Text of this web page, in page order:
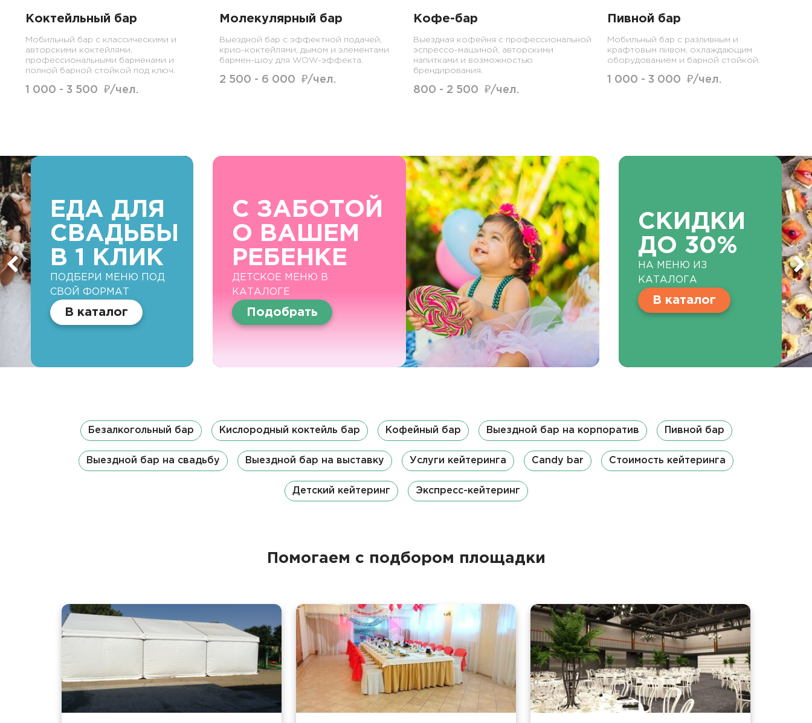
Коктейльный бар
Мобильный бар с классическими и
авторскими коктейлями,
профессиональными барменами и
полной барной стойкой под ключ.
1 000 - 3 500 ₽/чел.
Молекулярный бар
Выездной бар с эффектной подачей,
крио-коктейлями, дымом и элементами
бармен-шоу для WOW-эффекта.
2 500 - 6 000 ₽/чел.
Кофе-бар
Выездная кофейня с профессиональной
эспрессо-машиной, авторскими
напитками и возможностью
брендирования.
800 - 2 500 ₽/чел.
Пивной бар
Мобильный бар с разливным и
крафтовым пивом, охлаждающим
оборудованием и барной стойкой.
1 000 - 3 000 ₽/чел.
ЕДА ДЛЯ
СВАДЬБЫ
В 1 КЛИК
ПОДБЕРИ МЕНЮ ПОД
СВОЙ ФОРМАТ
В каталог
С ЗАБОТОЙ
О ВАШЕМ
РЕБЕНКЕ
ДЕТСКОЕ МЕНЮ В
КАТАЛОГЕ
Подобрать
СКИДКИ
ДО 30%
НА МЕНЮ ИЗ
КАТАЛОГА
В каталог
Безалкогольный бар Кислородный коктейль бар Кофейный бар Выездной бар на корпоратив Пивной бар
Выездной бар на свадьбу Выездной бар на выставку Услуги кейтеринга Candy bar Стоимость кейтеринга
Детский кейтеринг Экспресс-кейтеринг
Помогаем с подбором площадки